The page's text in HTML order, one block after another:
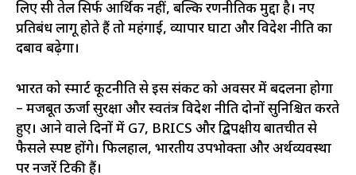
लिए रूसी तेल सिर्फ आर्थिक नहीं, बल्कि रणनीतिक मुद्दा है। नए
प्रतिबंध लागू होते हैं तो महंगाई, व्यापार घाटा और विदेश नीति का
दबाव बढ़ेगा।
भारत को स्मार्ट कूटनीति से इस संकट को अवसर में बदलना होगा
– मजबूत ऊर्जा सुरक्षा और स्वतंत्र विदेश नीति दोनों सुनिश्चित करते
हुए। आने वाले दिनों में G7, BRICS और द्विपक्षीय बातचीत से
फैसले स्पष्ट होंगे। फिलहाल, भारतीय उपभोक्ता और अर्थव्यवस्था
पर नजरें टिकी हैं।